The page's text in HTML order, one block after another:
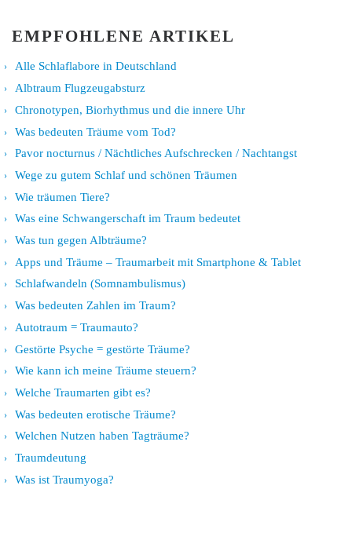
EMPFOHLENE ARTIKEL
Alle Schlaflabore in Deutschland
Albtraum Flugzeugabsturz
Chronotypen, Biorhythmus und die innere Uhr
Was bedeuten Träume vom Tod?
Pavor nocturnus / Nächtliches Aufschrecken / Nachtangst
Wege zu gutem Schlaf und schönen Träumen
Wie träumen Tiere?
Was eine Schwangerschaft im Traum bedeutet
Was tun gegen Albträume?
Apps und Träume – Traumarbeit mit Smartphone & Tablet
Schlafwandeln (Somnambulismus)
Was bedeuten Zahlen im Traum?
Autotraum = Traumauto?
Gestörte Psyche = gestörte Träume?
Wie kann ich meine Träume steuern?
Welche Traumarten gibt es?
Was bedeuten erotische Träume?
Welchen Nutzen haben Tagträume?
Traumdeutung
Was ist Traumyoga?